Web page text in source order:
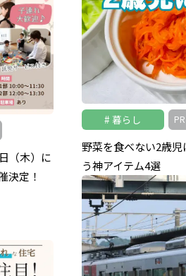
（木）に
決定！
暮らし PR
野菜を食べない2歳
う神アイテム4選